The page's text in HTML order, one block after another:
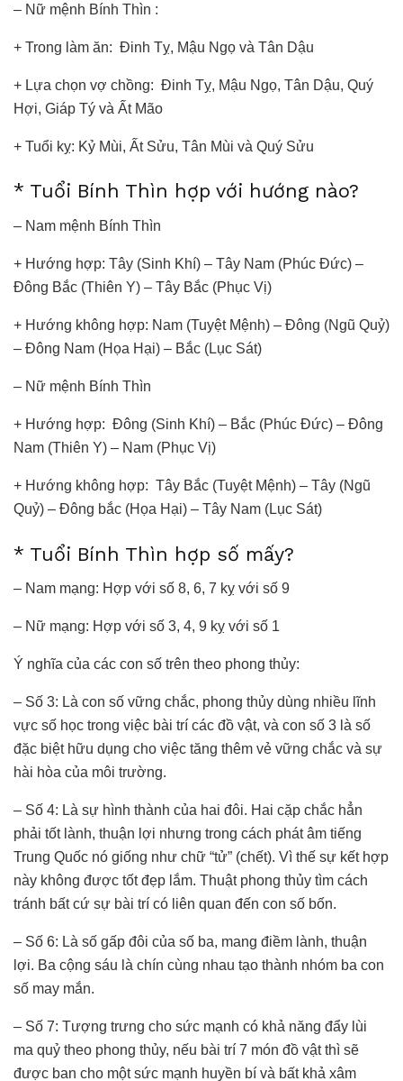
– Nữ mệnh Bính Thìn :
+ Trong làm ăn: Đinh Tỵ, Mậu Ngọ và Tân Dậu
+ Lựa chọn vợ chồng: Đinh Tỵ, Mậu Ngọ, Tân Dậu, Quý
Hợi, Giáp Tý và Ất Mão
+ Tuổi kỵ: Kỷ Mùi, Ất Sửu, Tân Mùi và Quý Sửu
* Tuổi Bính Thìn hợp với hướng nào?
– Nam mệnh Bính Thìn
+ Hướng hợp: Tây (Sinh Khí) – Tây Nam (Phúc Đức) –
Đông Bắc (Thiên Y) – Tây Bắc (Phục Vị)
+ Hướng không hợp: Nam (Tuyệt Mệnh) – Đông (Ngũ Quỷ)
– Đông Nam (Họa Hại) – Bắc (Lục Sát)
– Nữ mệnh Bính Thìn
+ Hướng hợp: Đông (Sinh Khí) – Bắc (Phúc Đức) – Đông
Nam (Thiên Y) – Nam (Phục Vị)
+ Hướng không hợp: Tây Bắc (Tuyệt Mệnh) – Tây (Ngũ
Quỷ) – Đông bắc (Họa Hại) – Tây Nam (Lục Sát)
* Tuổi Bính Thìn hợp số mấy?
– Nam mạng: Hợp với số 8, 6, 7 kỵ với số 9
– Nữ mạng: Hợp với số 3, 4, 9 kỵ với số 1
Ý nghĩa của các con số trên theo phong thủy:
– Số 3: Là con số vững chắc, phong thủy dùng nhiều lĩnh
vực số học trong việc bài trí các đồ vật, và con số 3 là số
đặc biệt hữu dụng cho việc tăng thêm vẻ vững chắc và sự
hài hòa của môi trường.
– Số 4: Là sự hình thành của hai đôi. Hai cặp chắc hẳn
phải tốt lành, thuận lợi nhưng trong cách phát âm tiếng
Trung Quốc nó giống như chữ “tử” (chết). Vì thế sự kết hợp
này không được tốt đẹp lắm. Thuật phong thủy tìm cách
tránh bất cứ sự bài trí có liên quan đến con số bốn.
– Số 6: Là số gấp đôi của số ba, mang điềm lành, thuận
lợi. Ba cộng sáu là chín cùng nhau tạo thành nhóm ba con
số may mắn.
– Số 7: Tượng trưng cho sức mạnh có khả năng đẩy lùi
ma quỷ theo phong thủy, nếu bài trí 7 món đồ vật thì sẽ
được ban cho một sức mạnh huyền bí và bất khả xâm